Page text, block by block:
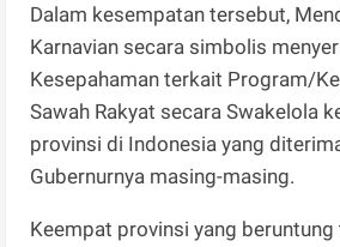
Dalam kesempatan tersebut,
Karnavian secara simbolis
Kesepahaman terkait Program/
Sawah Rakyat secara Swakelola
provinsi di Indonesia yang
Gubernurnya masing-masing.
Keempat provinsi yang